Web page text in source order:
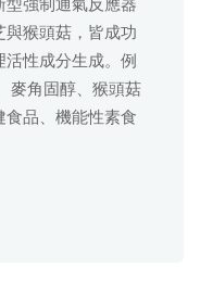
猴頭菇，皆成功
性成分生成。例
麥角固醇、猴頭菇
品、機能性素食